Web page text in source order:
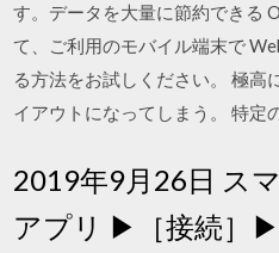
す。データを大量に節約できる
て、ご利用のモバイル端末で
る方法をお試しください。 極高
イアウトになってしまう。 特定
2019年9月26日 ス
アプリ ▶︎［接続］▶︎